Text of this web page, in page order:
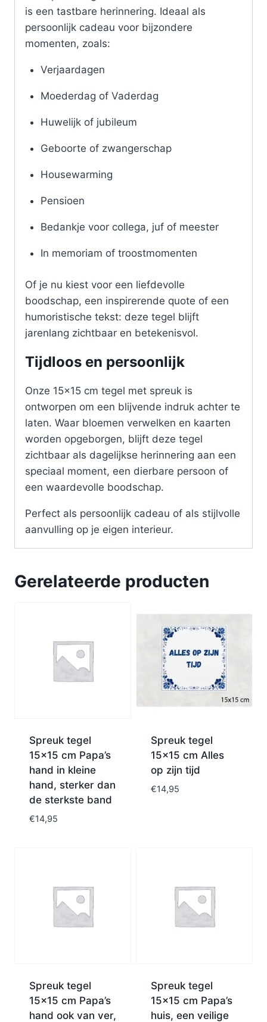
is een tastbare herinnering. Ideaal als
persoonlijk cadeau voor bijzondere
momenten, zoals:
Verjaardagen
Moederdag of Vaderdag
Huwelijk of jubileum
Geboorte of zwangerschap
Housewarming
Pensioen
Bedankje voor collega, juf of meester
In memoriam of troostmomenten
Of je nu kiest voor een liefdevolle
boodschap, een inspirerende quote of een
humoristische tekst: deze tegel blijft
jarenlang zichtbaar en betekenisvol.
Tijdloos en persoonlijk
Onze 15×15 cm tegel met spreuk is
ontworpen om een blijvende indruk achter te
laten. Waar bloemen verwelken en kaarten
worden opgeborgen, blijft deze tegel
zichtbaar als dagelijkse herinnering aan een
speciaal moment, een dierbare persoon of
een waardevolle boodschap.
Perfect als persoonlijk cadeau of als stijlvolle
aanvulling op je eigen interieur.
Gerelateerde producten
Spreuk tegel
15×15 cm Papa’s
hand in kleine
hand, sterker dan
de sterkste band
€14,95
Spreuk tegel
15×15 cm Alles
op zijn tijd
€14,95
Spreuk tegel
15×15 cm Papa’s
hand ook van ver,
Spreuk tegel
15×15 cm Papa’s
huis, een veilige